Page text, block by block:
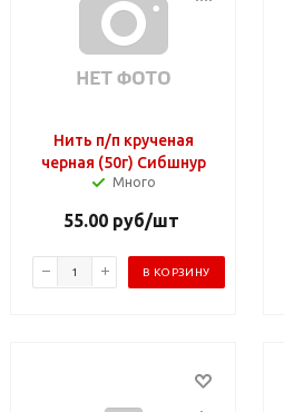
Нить п/п крученая
черная (50г) Сибшнур
Много
55.00 руб/шт
В КОРЗИНУ